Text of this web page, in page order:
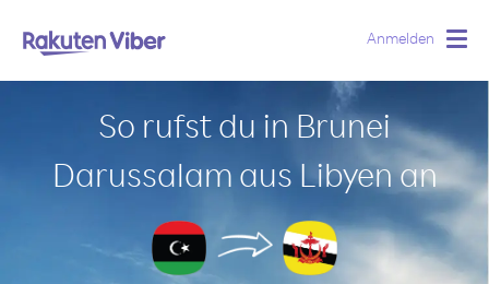
Anmelden
So rufst du in Brunei
Darussalam aus Libyen an